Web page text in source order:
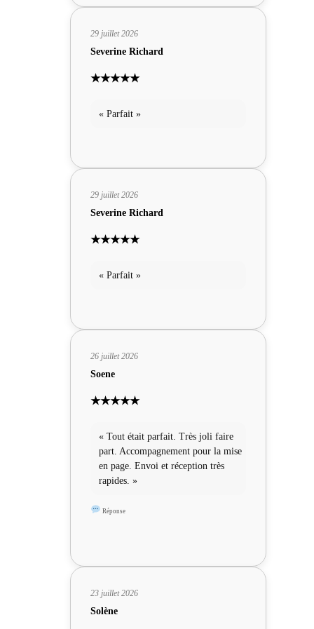
29 juillet 2026
Severine Richard
★★★★★
« Parfait »
29 juillet 2026
Severine Richard
★★★★★
« Parfait »
26 juillet 2026
Soene
★★★★★
« Tout était parfait. Très joli faire
part. Accompagnement pour la mise
en page. Envoi et réception très
rapides. »
Réponse
23 juillet 2026
Solène